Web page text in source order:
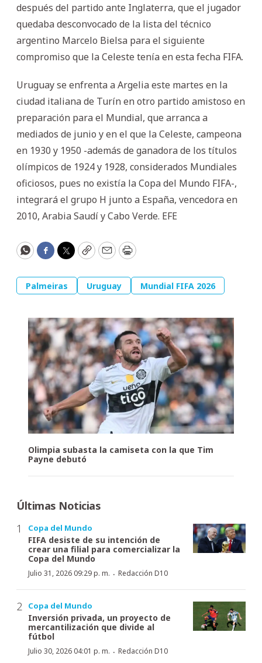
después del partido ante Inglaterra, que el jugador
quedaba desconvocado de la lista del técnico
argentino Marcelo Bielsa para el siguiente
compromiso que la Celeste tenía en esta fecha FIFA.
Uruguay se enfrenta a Argelia este martes en la
ciudad italiana de Turín en otro partido amistoso en
preparación para el Mundial, que arranca a
mediados de junio y en el que la Celeste, campeona
en 1930 y 1950 -además de ganadora de los títulos
olímpicos de 1924 y 1928, considerados Mundiales
oficiosos, pues no existía la Copa del Mundo FIFA-,
integrará el grupo H junto a España, vencedora en
2010, Arabia Saudí y Cabo Verde. EFE
WhatsApp
Facebook
Twitter
CopyEmailPrint
Palmeiras Uruguay Mundial FIFA 2026
Olimpia subasta la camiseta con la que Tim
Payne debutó
Últimas Noticias
Copa del Mundo
FIFA desiste de su intención de
crear una filial para comercializar la
Copa del Mundo
Julio 31, 2026 09:29 p. m. · Redacción D10
Copa del Mundo
Inversión privada, un proyecto de
mercantilización que divide al
fútbol
Julio 30, 2026 04:01 p. m. · Redacción D10